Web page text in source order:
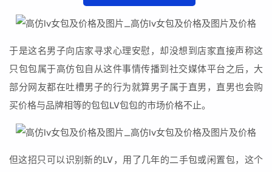
于是这名男子向店家寻求心理安慰，却没想到店家直接声称这
只包包属于高仿包自从这件事情传播到社交媒体平台之后，大
部分网友都在吐槽男子的行为就算男子属于直男，直男也会购
买价格与品牌相等的包包LV包包的市场价格不止。
但这招只可以识别新的LV，用了几年的二手包或闲置包，这个